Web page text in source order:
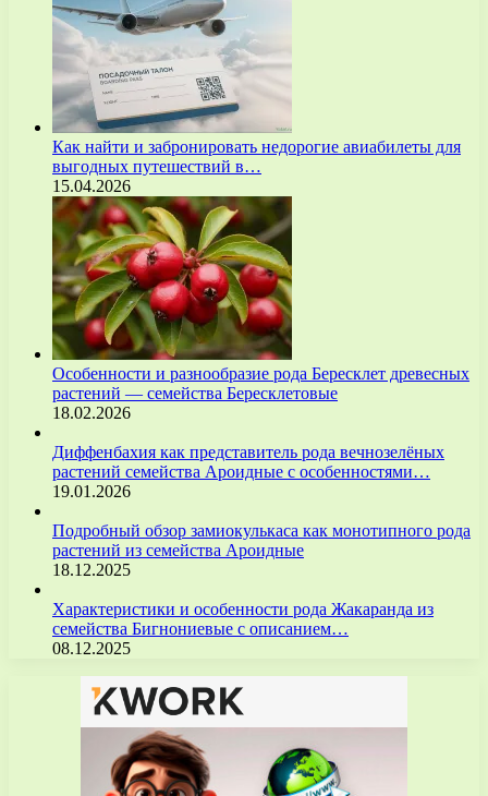
Как найти и забронировать недорогие авиабилеты для
выгодных путешествий в…
15.04.2026
Особенности и разнообразие рода Бересклет древесных
растений — семейства Бересклетовые
18.02.2026
Диффенбахия как представитель рода вечнозелёных
растений семейства Ароидные с особенностями…
19.01.2026
Подробный обзор замиокулькаса как монотипного рода
растений из семейства Ароидные
18.12.2025
Характеристики и особенности рода Жакаранда из
семейства Бигнониевые с описанием…
08.12.2025